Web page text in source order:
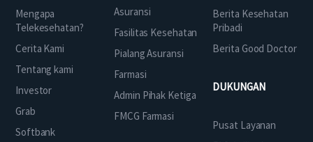
Mengapa
Telekesehatan?
Cerita Kami
Tentang kami
Investor
Grab
Softbank
Asuransi
Fasilitas Kesehatan
Pialang Asuransi
Farmasi
Admin Pihak Ketiga
FMCG Farmasi
Berita Kesehatan
Pribadi
Berita Good Doctor
DUKUNGAN
Pusat Layanan